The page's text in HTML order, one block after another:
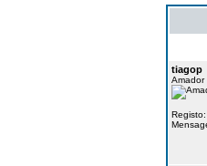
tiagop
Amador